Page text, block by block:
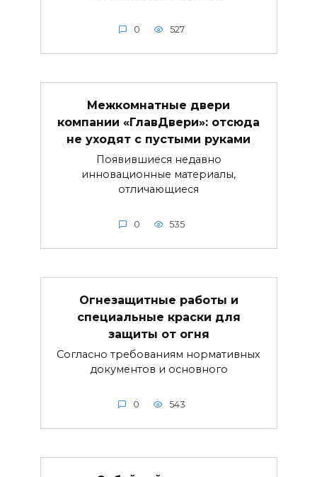
0 527
Межкомнатные двери
компании «ГлавДвери»: отсюда
не уходят с пустыми руками
Появившиеся недавно
инновационные материалы,
отличающиеся
0 535
Огнезащитные работы и
специальные краски для
защиты от огня
Согласно требованиям нормативных
документов и основного
0 543